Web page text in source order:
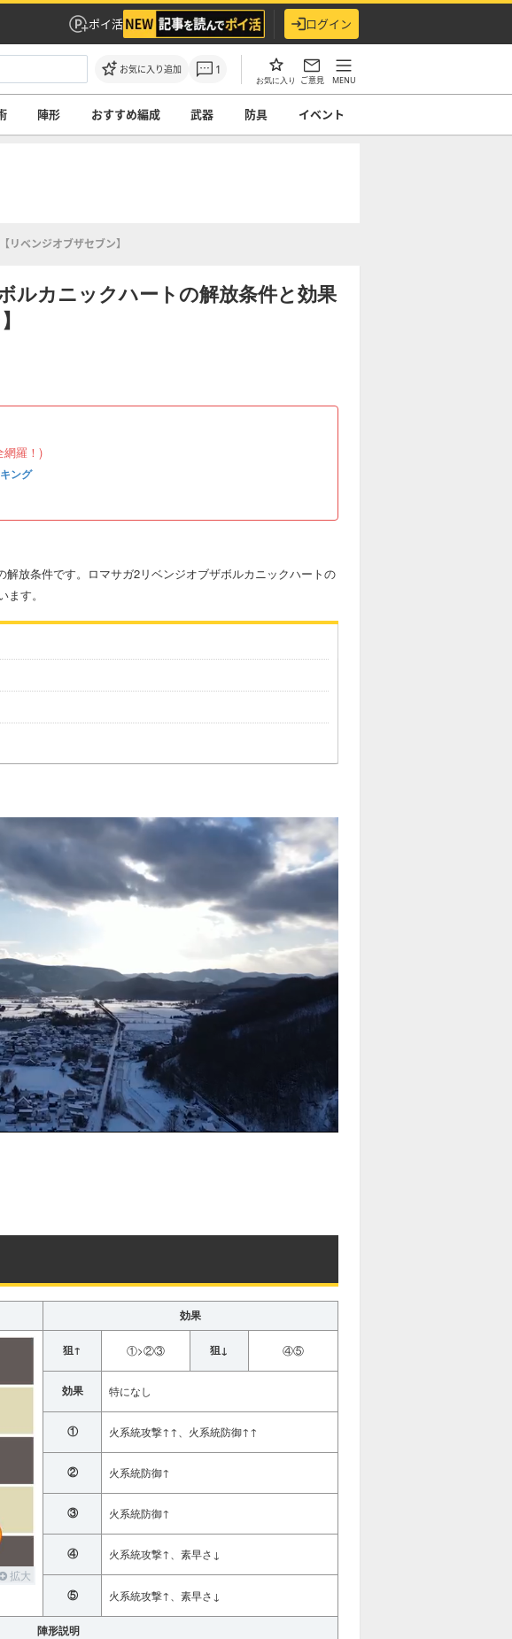
ポイ活 ログイン
お気に入り追加 1
お気に入り ご意見 MENU
陣形 おすすめ編成 武器 防具 イベント
リベンジオブザセブン】
ルカニックハートの解放条件と効果
網羅！)
ング
放条件です。ロマサガ2リベンジオブザボルカニックハートの
す。
効果
拡大
狙↑ ①>②③ 狙↓ ④⑤
効果 特になし
① 火系統攻撃↑↑、火系統防御↑↑
② 火系統防御↑
③ 火系統防御↑
④ 火系統攻撃↑、素早さ↓
⑤ 火系統攻撃↑、素早さ↓
陣形説明